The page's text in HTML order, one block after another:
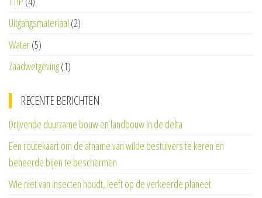
Uitgangsmateriaal (2)
Water(5)
Zaadwetgeving(1)
RECENTE BERICHTEN
Drijvende duurzame bouw en landbouw in de delta
Een routekaart om de afname van wilde bestuivers te keren en
beheerde bijen te beschermen
Wie niet van insecten houdt, leeft op de verkeerde planeet